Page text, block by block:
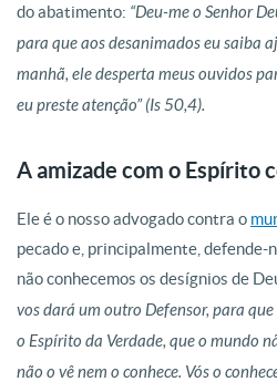
do abatimento: “Deu-me o Senhor
para que aos desanimados eu saiba
manhã, ele desperta meus ouvidos
eu preste atenção” (Is 50,4).
A amizade com o Espírito
Ele é o nosso advogado contra o
pecado e, principalmente, defende-
não conhecemos os desígnios de
vos dará um outro Defensor, para
o Espírito da Verdade, que o mundo
não o vê nem o conhece. Vós o